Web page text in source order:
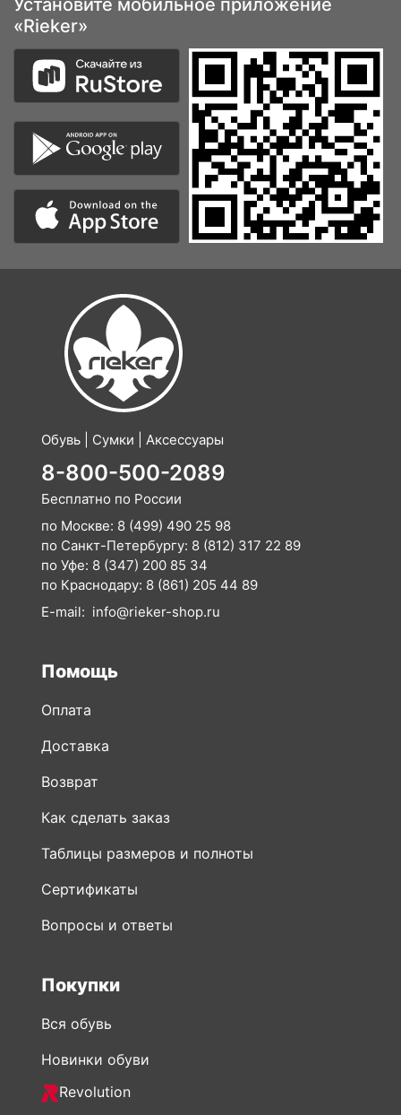
Установите мобильное приложение
«Rieker»
Обувь | Сумки | Аксессуары
8-800-500-2089
Бесплатно по России
по Москве: 8 (499) 490 25 98
по Санкт-Петербургу: 8 (812) 317 22 89
по Уфе: 8 (347) 200 85 34
по Краснодару: 8 (861) 205 44 89
E-mail: info@rieker-shop.ru
Помощь
Оплата
Доставка
Возврат
Как сделать заказ
Таблицы размеров и полноты
Сертификаты
Вопросы и ответы
Покупки
Вся обувь
Новинки обуви
Revolution